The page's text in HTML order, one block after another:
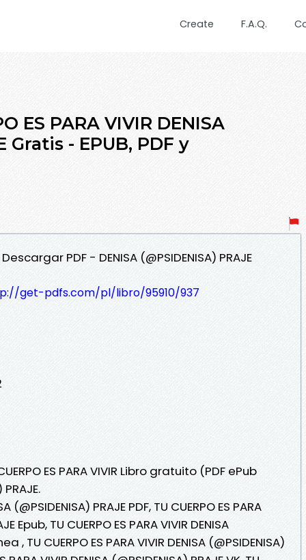
Create F.A.Q.
ES PARA VIVIR DENISA
Gratis - EPUB, PDF y
Descargar PDF - DENISA (@PSIDENISA) PRAJE
get-pdfs.com/pl/libro/95910/937
ES PARA VIVIR Libro gratuito (PDF ePub
(@PSIDENISA) PRAJE PDF, TU CUERPO ES PARA
Epub, TU CUERPO ES PARA VIVIR DENISA
, TU CUERPO ES PARA VIVIR DENISA (@PSIDENISA)